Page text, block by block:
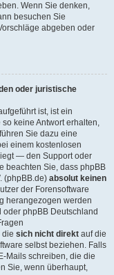
Wenn Sie denken,
besuchen Sie
abgeben oder
oder juristische
ist, ist ein
keine Antwort erhalten,
Sie dazu eine
einem kostenlosen
— den Support oder
beachten Sie, dass phpBB
(phpBB.de) absolut keinen
der Forensoftware
herangezogen werden
phpBB Deutschland
die sich nicht direkt auf die
selbst beziehen. Falls
Mails schreiben, die die
Sie, wenn überhaupt,